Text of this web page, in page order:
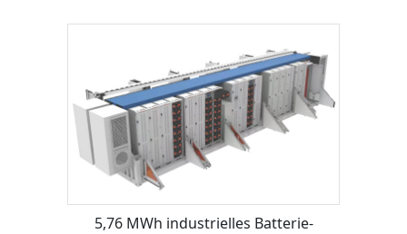
5,76 MWh industrielles Batterie-